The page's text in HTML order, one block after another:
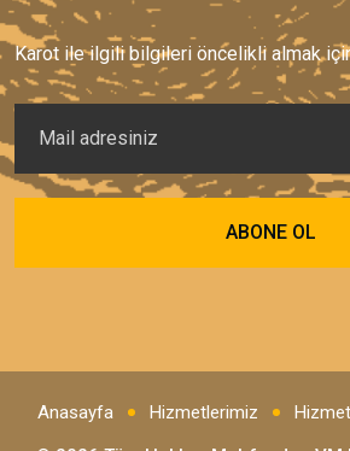
Karot ile ilgili bilgileri öncelikli almak
Anasayfa Hizmetlerimiz